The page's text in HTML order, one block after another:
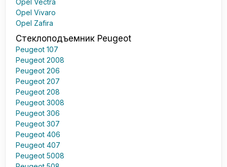
Opel Vectra
Opel Vivaro
Opel Zafira
Стеклоподъемник Peugeot
Peugeot 107
Peugeot 2008
Peugeot 206
Peugeot 207
Peugeot 208
Peugeot 3008
Peugeot 306
Peugeot 307
Peugeot 406
Peugeot 407
Peugeot 5008